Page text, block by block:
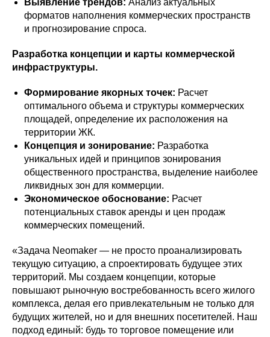
Выявление трендов: Анализ актуальных
форматов наполнения коммерческих пространств
и прогнозирование спроса.
Разработка концепции и карты коммерческой
инфраструктуры.
Формирование якорных точек: Расчет
оптимального объема и структуры коммерческих
площадей, определение их расположения на
территории ЖК.
Концепция и зонирование: Разработка
уникальных идей и принципов зонирования
общественного пространства, выделение наиболее
ликвидных зон для коммерции.
Экономическое обоснование: Расчет
потенциальных ставок аренды и цен продаж
коммерческих помещений.
«Задача Neomaker — не просто проанализировать
текущую ситуацию, а спроектировать будущее этих
территорий. Мы создаем концепции, которые
повышают рыночную востребованность всего жилого
комплекса, делая его привлекательным не только для
будущих жителей, но и для внешних посетителей. Наш
подход единый: будь то торговое помещение или